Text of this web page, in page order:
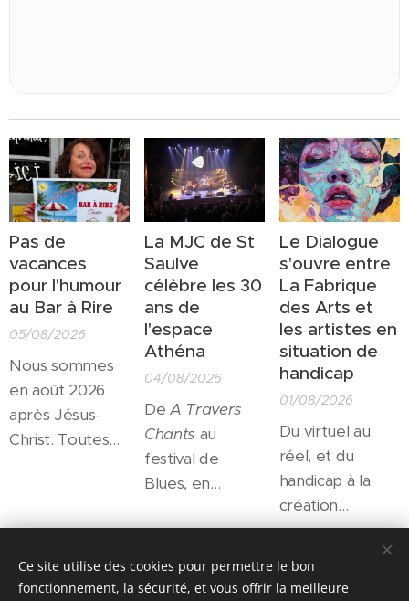
Pas de
vacances
pour l'humour
au Bar à Rire
05/08/2026
Nous sommes
en août 2026
après Jésus-
Christ. Toutes
Non! Un petit
théâtre
La MJC de St
Saulve
célèbre les 30
ans de
l'espace
Athéna
04/08/2026
De A Travers
Chants au
festival de
Blues, en
résidences
d'artistes et le
soutien à la
Le Dialogue
s'ouvre entre
La Fabrique
des Arts et
les artistes en
situation de
handicap
01/08/2026
Du virtuel au
réel, et du
handicap à la
création
artistique, autant
de passerelles
qui trouveront
Share
Ce site utilise des cookies pour permettre le bon
fonctionnement, la sécurité, et vous offrir la meilleure